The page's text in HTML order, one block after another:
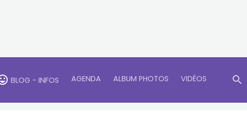
BLOG - INFOS AGENDA ALBUM PHOTOS VIDÉOS